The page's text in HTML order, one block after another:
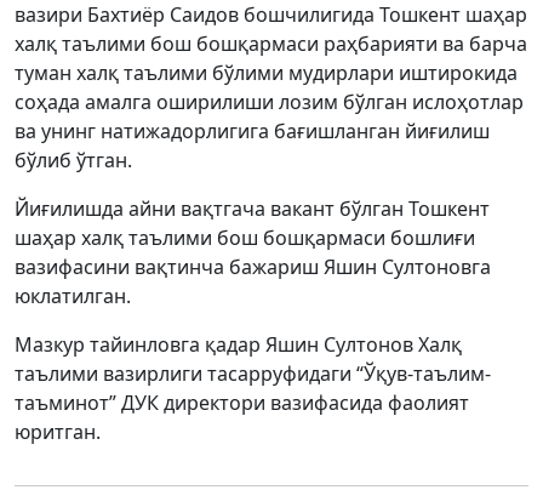
вазири Бахтиёр Саидов бошчилигида Тошкент шаҳар
халқ таълими бош бошқармаси раҳбарияти ва барча
туман халқ таълими бўлими мудирлари иштирокида
соҳада амалга оширилиши лозим бўлган ислоҳотлар
ва унинг натижадорлигига бағишланган йиғилиш
бўлиб ўтган.
Йиғилишда айни вақтгача вакант бўлган Тошкент
шаҳар халқ таълими бош бошқармаси бошлиғи
вазифасини вақтинча бажариш Яшин Султоновга
юклатилган.
Мазкур тайинловга қадар Яшин Султонов Халқ
таълими вазирлиги тасарруфидаги “Ўқув-таълим-
таъминот” ДУК директори вазифасида фаолият
юритган.